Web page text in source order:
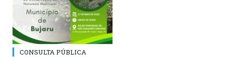
CONSULTA PÚBLICA